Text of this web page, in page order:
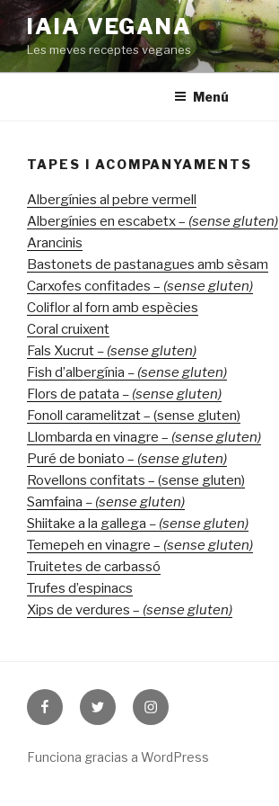
Saltar
contenido
IAIA VEGANA
Les meves receptes veganes
Menú
TAPES I ACOMPANYAMENTS
Albergínies al pebre vermell
Albergínies en escabetx – (sense gluten)
Arancinis
Bastonets de pastanagues amb sèsam
Carxofes confitades – (sense gluten)
Coliflor al forn amb espècies
Coral cruixent
Fals Xucrut – (sense gluten)
Fish d’albergínia – (sense gluten)
Flors de patata – (sense gluten)
Fonoll caramelitzat – (sense gluten)
Llombarda en vinagre – (sense gluten)
Puré de boniato – (sense gluten)
Rovellons confitats – (sense gluten)
Samfaina – (sense gluten)
Shiitake a la gallega – (sense gluten)
Temepeh en vinagre – (sense gluten)
Truitetes de carbassó
Trufes d’espinacs
Xips de verdures – (sense gluten)
FacebookTwitter Instagram
Funciona gracias a WordPress